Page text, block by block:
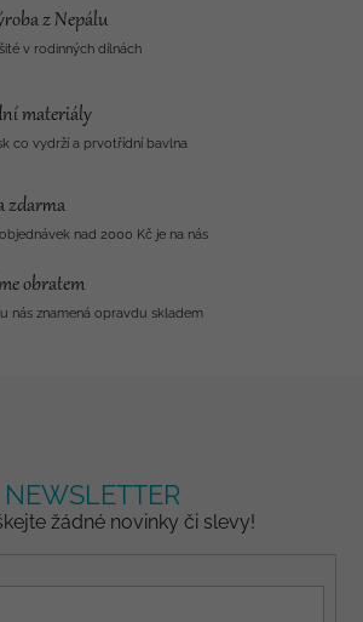
z Nepálu
v rodinných dílnách
materiály
co vydrží a prvotřídní bavlna
zdarma
nad 2000 Kč je na nás
obratem
nás znamená opravdu skladem
NEWSLETTER
žádné novinky či slevy!